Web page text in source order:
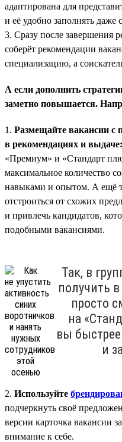
адаптирована для
и её удобно заполнять даже
3. Сразу после завершения
соберёт рекомендации
специализацию, а
А если дополнить
заметно повышается.
1. Размещайте вакансии с
в рекомендациях и выдаче:
«Премиум» и «Стандарт
максимальное количество
навыками и опытом. А ещё
отстроиться от схожих
и привлечь кандидатов,
подобными вакансиями.
Так, в
получить
просто
на
вы быстрее
и
2. Используйте
подчеркнуть своё
версии карточка вакансии
внимание к себе.